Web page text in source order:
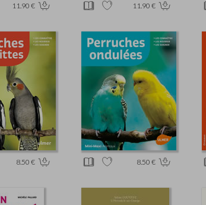
11.90 € 11.90 €
8.50 € 8.50 €